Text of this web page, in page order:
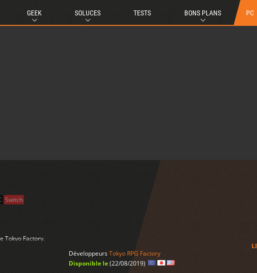
GEEK SOLUCES TESTS BONS PLANS PC
Switch
Tokyo Factory.
DéveloppeursTokyo RPG Factory
Disponible le(22/08/2019)